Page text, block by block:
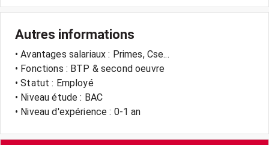
Autres informations
• Avantages salariaux : Primes, Cse...
• Fonctions : BTP & second oeuvre
• Statut : Employé
• Niveau étude : BAC
• Niveau d'expérience : 0-1 an